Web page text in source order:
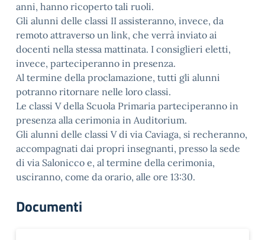
anni, hanno ricoperto tali ruoli.
Gli alunni delle classi II assisteranno, invece, da
remoto attraverso un link, che verrà inviato ai
docenti nella stessa mattinata. I consiglieri eletti,
invece, parteciperanno in presenza.
Al termine della proclamazione, tutti gli alunni
potranno ritornare nelle loro classi.
Le classi V della Scuola Primaria parteciperanno in
presenza alla cerimonia in Auditorium.
Gli alunni delle classi V di via Caviaga, si recheranno,
accompagnati dai propri insegnanti, presso la sede
di via Salonicco e, al termine della cerimonia,
usciranno, come da orario, alle ore 13:30.
Documenti